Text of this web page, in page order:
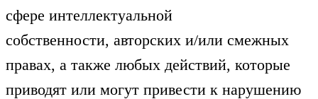
сфере интеллектуальной
собственности, авторских и/или смежных
правах, а также любых действий, которые
приводят или могут привести к нарушению